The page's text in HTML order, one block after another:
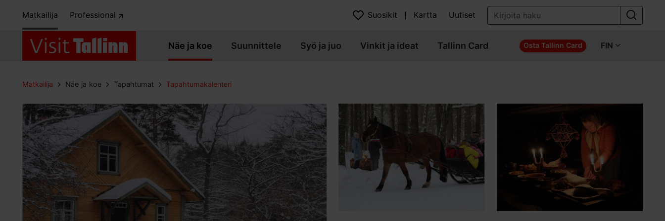
Matkailija Professional Suosikit Kartta Uutiset
Näe ja koe Suunnittele Syö ja juo Vinkit ja ideat Tallinn Card Osta Tallinn Card FIN
Matkailija Näe ja koe Tapahtumat Tapahtumakalenteri